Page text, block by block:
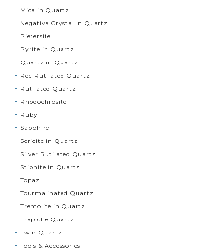
Mica in Quartz
Negative Crystal in Quartz
Pietersite
Pyrite in Quartz
Quartz in Quartz
Red Rutilated Quartz
Rutilated Quartz
Rhodochrosite
Ruby
Sapphire
Sericite in Quartz
Silver Rutilated Quartz
Stibnite in Quartz
Topaz
Tourmalinated Quartz
Tremolite in Quartz
Trapiche Quartz
Twin Quartz
Tools & Accessories